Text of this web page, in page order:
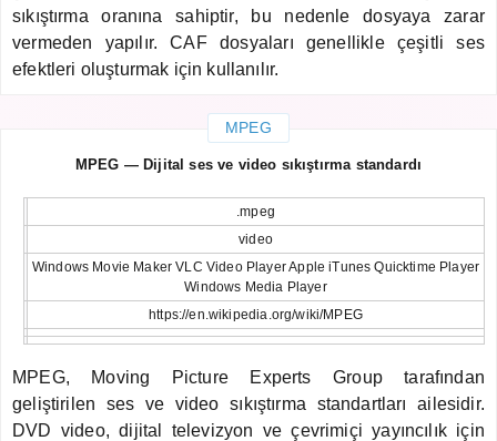
sıkıştırma oranına sahiptir, bu nedenle dosyaya zarar
vermeden yapılır. CAF dosyaları genellikle çeşitli ses
efektleri oluşturmak için kullanılır.
MPEG
MPEG — Dijital ses ve video sıkıştırma standardı
.mpeg
video
Windows Movie Maker VLC Video Player Apple iTunes Quicktime Player
Windows Media Player
https://en.wikipedia.org/wiki/MPEG
MPEG, Moving Picture Experts Group tarafından
geliştirilen ses ve video sıkıştırma standartları ailesidir.
DVD video, dijital televizyon ve çevrimiçi yayıncılık için